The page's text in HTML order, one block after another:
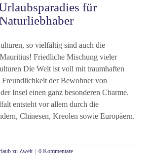
für
so vielfältig sind auch die
Friedliche Mischung vieler
Die Welt ist voll mit traumhaften
Freundlichkeit der Bewohner von
Insel einen ganz besonderen Charme.
entsteht vor allem durch die
Chinesen, Kreolen sowie Europäern.
zu Zweit
0 Kommentare